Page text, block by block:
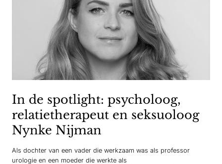
In de spotlight: psycholoog,
relatietherapeut en seksuoloog
Nynke Nijman
Als dochter van een vader die werkzaam was als professor
urologie en een moeder die werkte als